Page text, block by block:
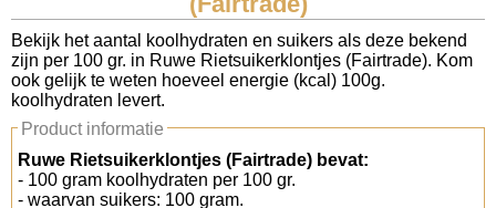
Koolhydraten tellen
Links
Bekijk het aantal koolhydraten en suikers als deze bekend
zijn per 100 gr. in Ruwe Rietsuikerklontjes (Fairtrade). Kom
ook gelijk te weten hoeveel energie (kcal) 100g.
koolhydraten levert.
Product informatie
Ruwe Rietsuikerklontjes (Fairtrade) bevat:
- 100 gram koolhydraten per 100 gr.
- waarvan suikers: 100 gram.